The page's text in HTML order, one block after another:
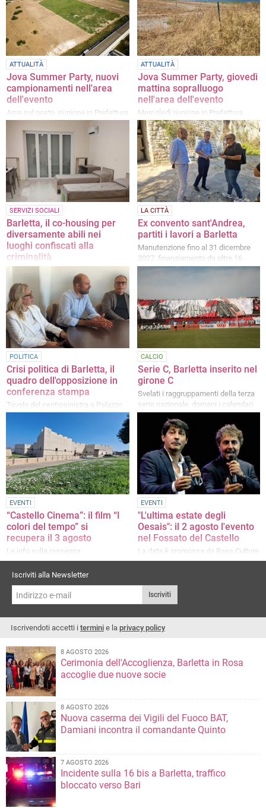
ATTUALITÀ
Jova Summer Party, nuovi
campionamenti nell'area
dell'evento
Arpa sul posto, riunione in Prefettura
ATTUALITÀ
Jova Summer Party, giovedì
mattina sopralluogo
nell'area dell'evento
Mercoledì riunione in Prefettura,
filtra ottimismo da Palazzo di Città
SERVIZI SOCIALI
Barletta, il co-housing per
diversamente abili nei
luoghi confiscati alla
criminalità
finanziata con fondi PNRR
LA CITTÀ
Ex convento sant'Andrea,
partiti i lavori a Barletta
Manutenzione fino al 31 dicembre
2027, finanziamento da oltre 16
milioni di euro
POLITICA
Crisi politica di Barletta, il
quadro dell'opposizione in
conferenza stampa
Tavolo del centrosinistra a Palazzo
CALCIO
Serie C, Barletta inserito nel
girone C
Svelati i raggruppamenti della terza
serie nazionale, domani i calendari
EVENTI
“Castello Cinema”: il film “I
colori del tempo” si
recupera il 3 agosto
Le info sulla rassegna
EVENTI
"L'ultima estate degli
Oesais": il 2 agosto l'evento
nel Fossato del Castello
La data è promossa da Bass Culture
e da Vurro Concerti in collaborazione
Iscriviti alla Newsletter
Iscriviti
Iscrivendoti accetti i termini e la privacy policy
8 AGOSTO 2026
Cerimonia dell'Accoglienza, Barletta in Rosa
accoglie due nuove socie
8 AGOSTO 2026
Nuova caserma dei Vigili del Fuoco BAT,
Damiani incontra il comandante Quinto
7 AGOSTO 2026
Incidente sulla 16 bis a Barletta, traffico
bloccato verso Bari